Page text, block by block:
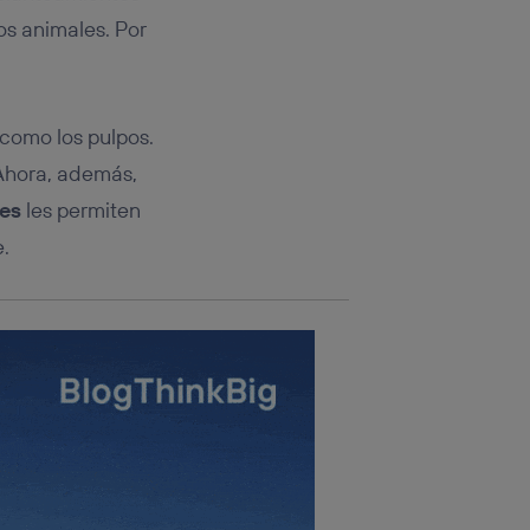
animales. Por
los pulpos.
además,
les permiten
la parte